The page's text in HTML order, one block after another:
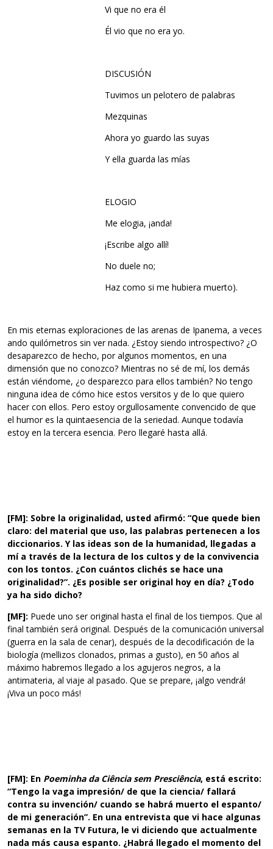
Vi que no era él
Él vio que no era yo.
DISCUSIÓN
Tuvimos un pelotero de palabras
Mezquinas
Ahora yo guardo las suyas
Y ella guarda las mías
ELOGIO
Me elogia, ¡anda!
¡Escribe algo allí!
No duele no;
Haz como si me hubiera muerto).
En mis eternas exploraciones de las arenas de Ipanema, a veces
ando quilómetros sin ver nada. ¿Estoy siendo introspectivo? ¿O
desaparezco de hecho, por algunos momentos, en una
dimensión que no conozco? Mientras no sé de mí, los demás
están viéndome, ¿o desparezco para ellos también? No tengo
ninguna idea de cómo hice estos versitos y de lo que quiero
hacer con ellos. Pero estoy orgullosamente convencido de que
el humor es la quintaesencia de la seriedad. Aunque todavía
estoy en la tercera esencia. Pero llegaré hasta allá.
[FM]: Sobre la originalidad, usted afirmó: “Que quede bien
claro: del material que uso, las palabras pertenecen a los
diccionarios. Y las ideas son de la humanidad, llegadas a
mí a través de la lectura de los cultos y de la convivencia
con los tontos. ¿Con cuántos clichés se hace una
originalidad?”. ¿Es posible ser original hoy en día? ¿Todo
ya ha sido dicho?
[MF]: Puede uno ser original hasta el final de los tiempos. Que al
final también será original. Después de la comunicación universal
(guerra en la sala de cenar), después de la decodificación de la
biología (mellizos clonados, primas a gusto), en 50 años al
máximo habremos llegado a los agujeros negros, a la
antimateria, al viaje al pasado. Que se prepare, ¡algo vendrá!
¡Viva un poco más!
[FM]: En Poeminha da Ciência sem Presciência, está escrito:
“Tengo la vaga impresión/ de que la ciencia/ fallará
contra su invención/ cuando se habrá muerto el espanto/
de mi generación”. En una entrevista que vi hace algunas
semanas en la TV Futura, le vi diciendo que actualmente
nada más causa espanto. ¿Habrá llegado el momento del